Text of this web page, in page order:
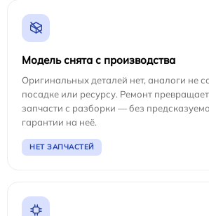
Модель снята с производства
Оригинальных деталей нет, аналоги не
посадке или ресурсу. Ремонт
запчасти с разборки — без
гарантии на неё.
НЕТ ЗАПЧАСТЕЙ